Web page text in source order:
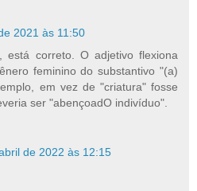
2021 às 11:50
está correto. O adjetivo flexiona
feminino do substantivo "(a)
em vez de "criatura" fosse
ser "abençoadO indivíduo".
de 2022 às 12:15